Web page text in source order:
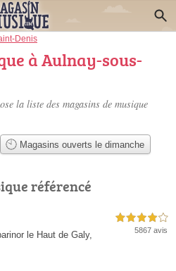
Denis
à Aulnay-sous-
la liste des magasins de musique
Magasins ouverts le dimanche
référencé
le Haut de Galy,
4,0 étoiles sur 5
5867 avis